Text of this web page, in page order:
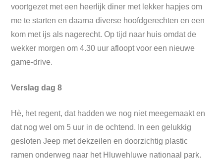
voortgezet met een heerlijk diner met lekker hapjes om
me te starten en daarna diverse hoofdgerechten en een
kom met ijs als nagerecht. Op tijd naar huis omdat de
wekker morgen om 4.30 uur afloopt voor een nieuwe
game-drive.
Verslag dag 8
Hè, het regent, dat hadden we nog niet meegemaakt en
dat nog wel om 5 uur in de ochtend. In een gelukkig
gesloten Jeep met dekzeilen en doorzichtig plastic
ramen onderweg naar het Hluwehluwe nationaal park.